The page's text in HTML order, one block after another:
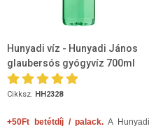
Hunyadi víz - Hunyadi János
glaubersós gyógyvíz 700ml
Cikksz. HH2328
+50Ft betétdíj / palack. A Hunyadi